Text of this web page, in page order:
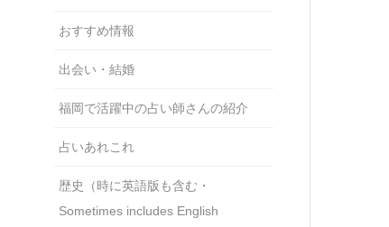
おすすめ情報
出会い・結婚
福岡で活躍中の占い師さんの紹介
占いあれこれ
歴史（時に英語版も含む・
Sometimes includes English